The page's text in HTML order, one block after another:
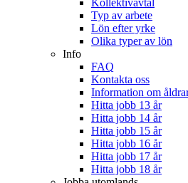
Kollektivavtal
Typ av arbete
Lön efter yrke
Olika typer av lön
Info
FAQ
Kontakta oss
Information om
Hitta jobb 13 år
Hitta jobb 14 år
Hitta jobb 15 år
Hitta jobb 16 år
Hitta jobb 17 år
Hitta jobb 18 år